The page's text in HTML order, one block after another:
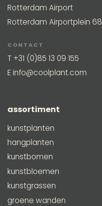
Rotterdam Airport
Rotterdam Airportplein 68
CONTACT
T +31 (0)85 13 09 155
Einfo@coolplant.com
assortiment
kunstplanten
hangplanten
kunstbomen
kunstbloemen
kunstgrassen
groene wanden